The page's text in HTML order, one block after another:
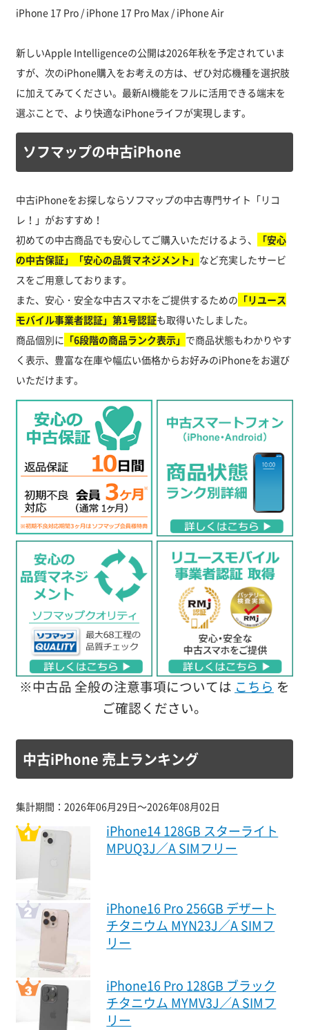
iPhone 17 Pro / iPhone 17 Pro Max / iPhone Air
新しいApple Intelligenceの公開は2026年秋を予定されていま
すが、次のiPhone購入をお考えの方は、ぜひ対応機種を選択肢
に加えてみてください。最新AI機能をフルに活用できる端末を
選ぶことで、より快適なiPhoneライフが実現します。
ソフマップの中古iPhone
中古iPhoneをお探しならソフマップの中古専門サイト「リコ
レ！」がおすすめ！
初めての中古商品でも安心してご購入いただけるよう、
「安心
の中古保証」「安心の品質マネジメント」 など充実したサービ
スをご用意しております。
また、安心・安全な中古スマホをご提供するための 「リユース
モバイル事業者認証」第1号認証も取得いたしました。
商品個別に 「6段階の商品ランク表示」 で商品状態もわかりやす
く表示、豊富な在庫や幅広い価格からお好みのiPhoneをお選び
いただけます。
※中古品 全般の注意事項については こちら を
ご確認ください。
中古iPhone 売上ランキング
集計期間：2026年06月29日～2026年08月02日
iPhone14 128GB スターライト
MPUQ3J／A SIMフリー
iPhone16 Pro 256GB デザート
チタニウム MYN23J／A SIMフ
リー
iPhone16 Pro 128GB ブラック
チタニウム MYMV3J／A SIMフ
リー